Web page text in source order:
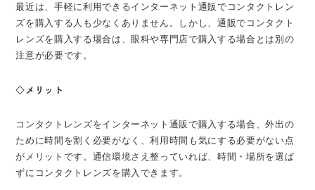
最近は、手軽に利用できるインターネット通販でコンタクトレン
ズを購入する人も少なくありません。しかし、通販でコンタクト
レンズを購入する場合は、眼科や専門店で購入する場合とは別の
注意が必要です。
◇メリット
コンタクトレンズをインターネット通販で購入する場合、外出の
ために時間を割く必要がなく、利用時間も気にする必要がない点
がメリットです。通信環境さえ整っていれば、時間・場所を選ば
ずにコンタクトレンズを購入できます。